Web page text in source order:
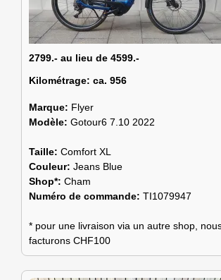
2799.- au lieu de 4599.-
Kilométrage: ca. 956
Marque: Flyer
Modèle: Gotour6 7.10 2022
Taille: Comfort XL
Couleur: Jeans Blue
Shop*: Cham
Numéro de commande: TI1079947
* pour une livraison via un autre shop,
facturons CHF100